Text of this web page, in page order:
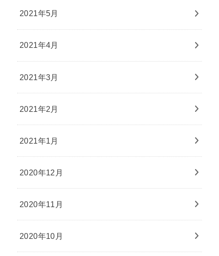
2021年5月
2021年4月
2021年3月
2021年2月
2021年1月
2020年12月
2020年11月
2020年10月